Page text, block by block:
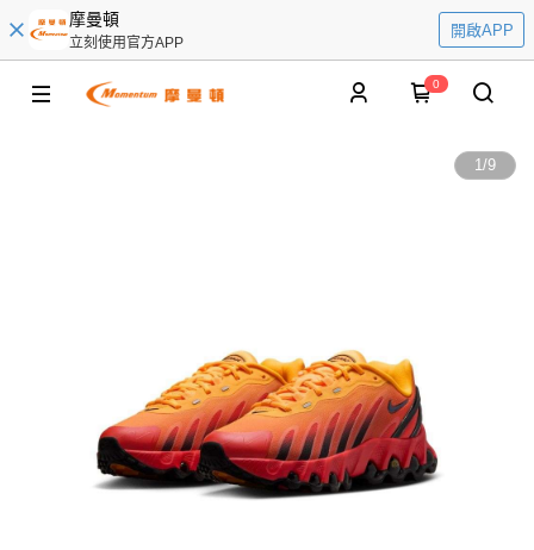
摩曼頓
立刻使用官方APP
開啟APP
0
1/9